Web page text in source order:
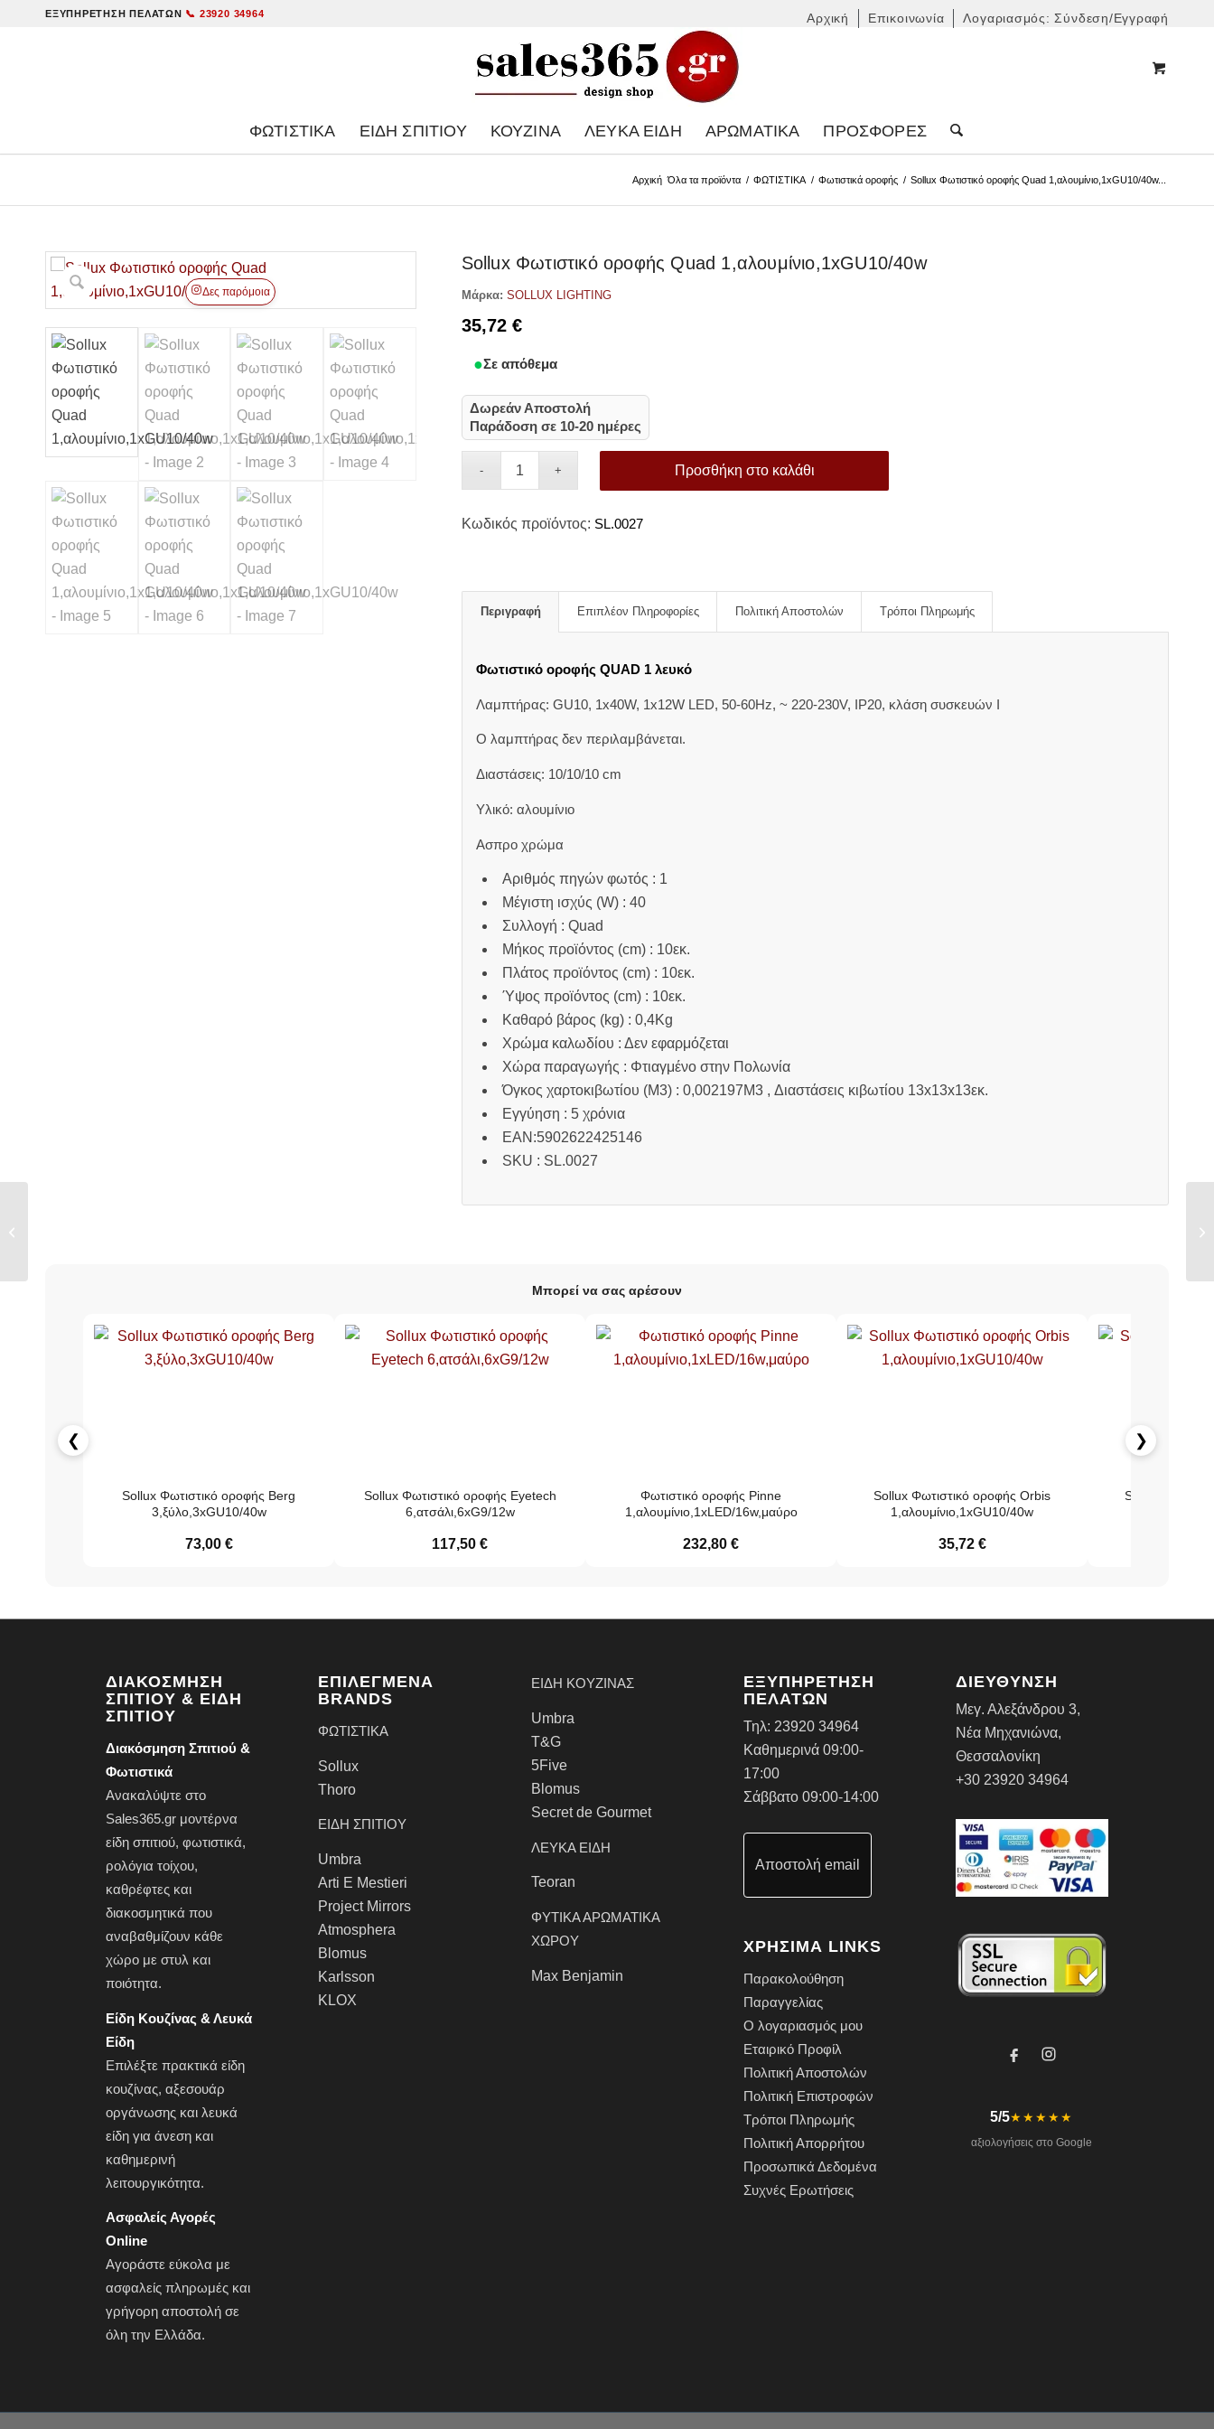
Αρχική Επικοινωνία Λογαριασμός: Σύνδεση/Εγγραφή
ΕΞΥΠΗΡΈΤΗΣΗ ΠΕΛΑΤΏΝ 📞 23920 34964
ΦΩΤΙΣΤΙΚΑ ΕΊΔΗ ΣΠΙΤΙΟΎ ΚΟΥΖΊΝΑ ΛΕΥΚΆ ΕΊΔΗ ΑΡΩΜΑΤΙΚΆ ΠΡΟΣΦΟΡΈΣ
Αρχική Όλα τα προϊόντα / ΦΩΤΙΣΤΙΚΑ / Φωτιστικά οροφής / Sollux Φωτιστικό οροφής Quad 1,αλουμίνιο,1xGU10/40w...
Δες παρόμοια
Sollux Φωτιστικό οροφής Quad 1,αλουμίνιο,1xGU10/40w
Μάρκα: SOLLUX LIGHTING
35,72 €
Σε απόθεμα
Δωρεάν Αποστολή
Παράδοση σε 10-20 ημέρες
Προσθήκη στο καλάθι
Κωδικός προϊόντος: SL.0027
Περιγραφή Επιπλέον Πληροφορίες Πολιτική Αποστολών Τρόποι Πληρωμής
Φωτιστικό οροφής QUAD 1 λευκό
Λαμπτήρας: GU10, 1x40W, 1x12W LED, 50-60Hz, ~ 220-230V, IP20, κλάση συσκευών Ι
Ο λαμπτήρας δεν περιλαμβάνεται.
Διαστάσεις: 10/10/10 cm
Υλικό: αλουμίνιο
Ασπρο χρώμα
Αριθμός πηγών φωτός : 1
Μέγιστη ισχύς (W) : 40
Συλλογή : Quad
Μήκος προϊόντος (cm) : 10εκ.
Πλάτος προϊόντος (cm) : 10εκ.
Ύψος προϊόντος (cm) : 10εκ.
Καθαρό βάρος (kg) : 0,4Kg
Χρώμα καλωδίου : Δεν εφαρμόζεται
Χώρα παραγωγής : Φτιαγμένο στην Πολωνία
Όγκος χαρτοκιβωτίου (M3) : 0,002197M3 , Διαστάσεις κιβωτίου 13x13x13εκ.
Εγγύηση : 5 χρόνια
EAN:5902622425146
SKU : SL.0027
Μπορεί να σας αρέσουν
❮
Sollux Φωτιστικό οροφής Berg
3,ξύλο,3xGU10/40w
73,00 €
Sollux Φωτιστικό οροφής Eyetech
6,ατσάλι,6xG9/12w
117,50 €
Φωτιστικό οροφής Pinne
1,αλουμίνιο,1xLED/16w,μαύρο
232,80 €
Sollux Φωτιστικό οροφής Orbis
1,αλουμίνιο,1xGU10/40w
35,72 €
Sollux
❯
ΔΙΑΚΌΣΜΗΣΗ
ΣΠΙΤΙΟΎ & ΕΊΔΗ
ΣΠΙΤΙΟΎ
Διακόσμηση Σπιτιού &
Φωτιστικά
Ανακαλύψτε στο
Sales365.gr μοντέρνα
είδη σπιτιού,φωτιστικά,
ρολόγια τοίχου,
καθρέφτες και
διακοσμητικά που
αναβαθμίζουν κάθε
χώρο με στυλ και
ποιότητα.
Είδη Κουζίνας & Λευκά
Είδη
Επιλέξτε πρακτικάείδη
κουζίνας, αξεσουάρ
οργάνωσης καιλευκά
είδη για άνεση και
καθημερινή
λειτουργικότητα.
Ασφαλείς Αγορές
Online
Αγοράστε εύκολα με
ασφαλείς πληρωμές και
γρήγορη αποστολή σε
όλη την Ελλάδα.
ΕΠΙΛΕΓΜΈΝΑ
BRANDS
ΦΩΤΙΣΤΙΚΑ
Sollux
Thoro
ΕΙΔΗ ΣΠΙΤΙΟΥ
Umbra
Arti E Mestieri
Project Mirrors
Atmosphera
Blomus
Karlsson
KLOX
ΕΙΔΗ ΚΟΥΖΙΝΑΣ
Umbra
T&G
5Five
Blomus
Secret de Gourmet
ΛΕΥΚΑ ΕΙΔΗ
Teoran
ΦΥΤΙΚΑ ΑΡΩΜΑΤΙΚΑ
ΧΩΡΟΥ
Max Benjamin
ΕΞΥΠΗΡΕΤΗΣΗ
ΠΕΛΑΤΩΝ
Τηλ: 23920 34964
Καθημερινά 09:00-
17:00
Σάββατο 09:00-14:00
Αποστολή email
ΧΡΗΣΙΜΑ LINKS
Παρακολούθηση
Παραγγελίας
Ο λογαριασμός μου
Εταιρικό Προφίλ
Πολιτική Αποστολών
Πολιτική Επιστροφών
Τρόποι Πληρωμής
Πολιτική Απορρήτου
Προσωπικά Δεδομένα
Συχνές Ερωτήσεις
ΔΙΕΥΘΥΝΣΗ
Μεγ. Αλεξάνδρου 3,
Νέα Μηχανιώνα,
Θεσσαλονίκη
+30 23920 34964
5/5★★★★★
αξιολογήσεις στο Google